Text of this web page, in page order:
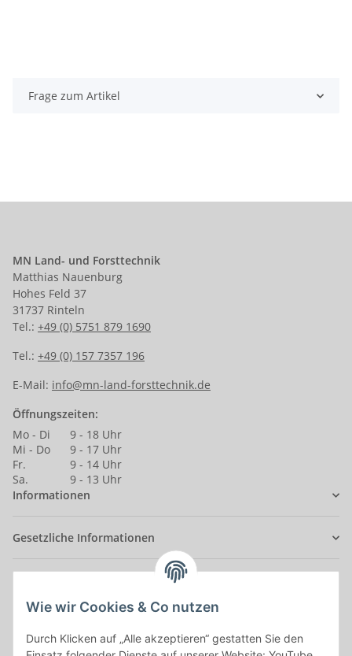
Wie wir Cookies & Co nutzen
Durch Klicken auf „Alle akzeptieren“ gestatten Sie den
Frage zum Artikel
MN Land- und Forsttechnik
Matthias Nauenburg
Hohes Feld 37
31737 Rinteln
Tel.: +49 (0) 5751 879 1690
Tel.: +49 (0) 157 7357 196
E-Mail: info@mn-land-forsttechnik.de
Öffnungszeiten:
Mo - Di
9 - 18 Uhr
Mi - Do
9 - 17 Uhr
Fr.
9 - 14 Uhr
Sa.
9 - 13 Uhr
Informationen
Gesetzliche Informationen
Alle mit*markierten Felder sind Pflichtfelder.
E-Mail-Adresse